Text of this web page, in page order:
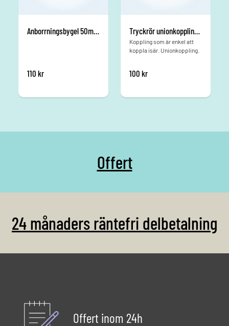
Anborrningsbygel 50mm x 1 tum
110 kr
Tryckrör unionkoppling i PVC 50 mm
Koppling som är enkel att
koppla isär. Unionkoppling.
100 kr
Offert
24 månaders räntefri delbetalning
Offert inom 24h